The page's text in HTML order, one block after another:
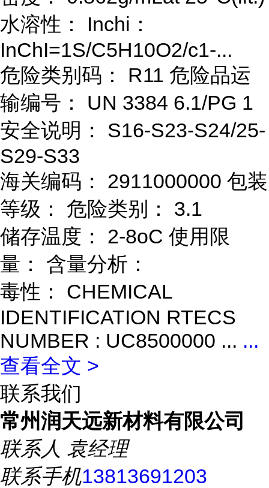
水溶性： Inchi：
InChI=1S/C5H10O2/c1-...
危险类别码： R11 危险品运
输编号： UN 3384 6.1/PG 1
安全说明： S16-S23-S24/25-
S29-S33
海关编码： 2911000000 包装
等级： 危险类别： 3.1
储存温度： 2-8oC 使用限
量： 含量分析：
毒性： CHEMICAL
IDENTIFICATION RTECS
NUMBER : UC8500000 ... ...
查看全文 >
联系我们
常州润天远新材料有限公司
联系人 袁经理
联系手机13813691203